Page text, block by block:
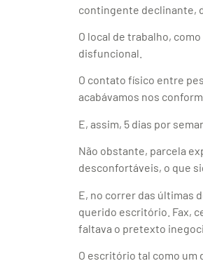
contingente declinante,
O local de trabalho,
disfuncional.
O contato físico entre
acabávamos nos
E, assim, 5 dias por
Não obstante, parcela
desconfortáveis, o que
E, no correr das últimas
querido escritório. Fax,
faltava o pretexto
O escritório tal como um